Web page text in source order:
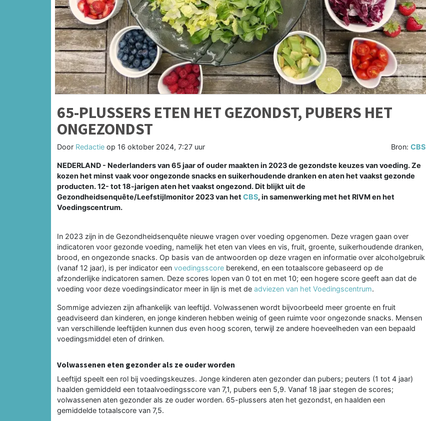
65-PLUSSERS ETEN HET GEZONDST, PUBERS HET
ONGEZONDST
Door Redactie op 16 oktober 2024, 7:27 uur Bron:CBS
NEDERLAND - Nederlanders van 65 jaar of ouder maakten in 2023 de gezondste keuzes van voeding. Ze
kozen het minst vaak voor ongezonde snacks en suikerhoudende dranken en aten het vaakst gezonde
producten. 12- tot 18-jarigen aten het vaakst ongezond. Dit blijkt uit de
Gezondheidsenquête/Leefstijlmonitor 2023 van het CBS, in samenwerking met het RIVM en het
Voedingscentrum.
In 2023 zijn in de Gezondheidsenquête nieuwe vragen over voeding opgenomen. Deze vragen gaan over
indicatoren voor gezonde voeding, namelijk het eten van vlees en vis, fruit, groente, suikerhoudende dranken,
brood, en ongezonde snacks. Op basis van de antwoorden op deze vragen en informatie over alcoholgebruik
(vanaf 12 jaar), is per indicator een voedingsscore berekend, en een totaalscore gebaseerd op de
afzonderlijke indicatoren samen. Deze scores lopen van 0 tot en met 10; een hogere score geeft aan dat de
voeding voor deze voedingsindicator meer in lijn is met de adviezen van het Voedingscentrum.
Sommige adviezen zijn afhankelijk van leeftijd. Volwassenen wordt bijvoorbeeld meer groente en fruit
geadviseerd dan kinderen, en jonge kinderen hebben weinig of geen ruimte voor ongezonde snacks. Mensen
van verschillende leeftijden kunnen dus even hoog scoren, terwijl ze andere hoeveelheden van een bepaald
voedingsmiddel eten of drinken.
Volwassenen eten gezonder als ze ouder worden
Leeftijd speelt een rol bij voedingskeuzes. Jonge kinderen aten gezonder dan pubers; peuters (1 tot 4 jaar)
haalden gemiddeld een totaalvoedingsscore van 7,1, pubers een 5,9. Vanaf 18 jaar stegen de scores;
volwassenen aten gezonder als ze ouder worden. 65-plussers aten het gezondst, en haalden een
gemiddelde totaalscore van 7,5.